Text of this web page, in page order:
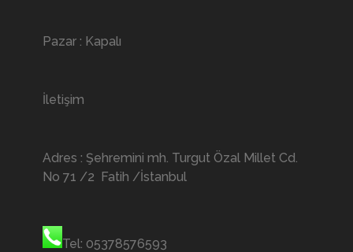
Pazar : Kapalı
İletişim
Adres : Şehremini mh. Turgut Özal Millet Cd.
No 71 /2 Fatih /İstanbul
Tel: 05378576593